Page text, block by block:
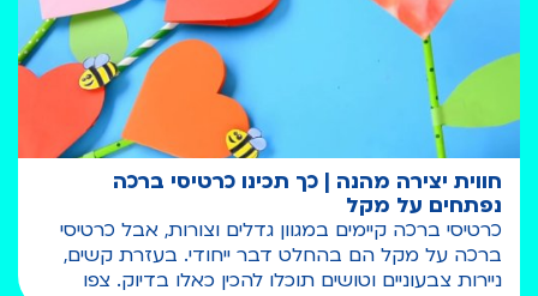
חווית יצירה מהנה | כך תכינו כרטיסי ברכה
נפתחים על מקל
כרטיסי ברכה קיימים במגוון גדלים וצורות, אבל כרטיסי
ברכה על מקל הם בהחלט דבר ייחודי. בעזרת קשים,
ניירות צבעוניים וטושים תוכלו להכין כאלו בדיוק. צפו